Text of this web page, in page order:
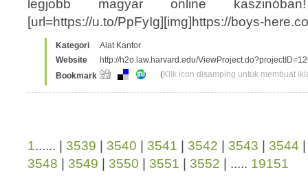
legjobb magyar online
[url=https://u.to/PpFyIg][img]https://boys-
Kategori
Alat Kantor
Website
http://h2o.law.harvard.edu/
Bookmark
(Klik icon disamping untuk membuat
1...... | 3539 3540 3541 3542 3543 3544
3548
3549 3550 3551 3552 | ..... 19151